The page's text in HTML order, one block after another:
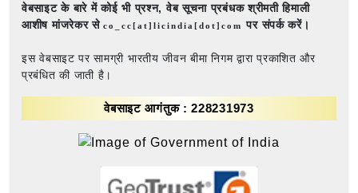
वेबसाइट के बारे में कोई भी प्रश्न, वेब सूचना प्रबंधक श्रीमती हिमाली
आशीष मांजरेकर सेco_cc[at]licindia[dot]comपर संपर्क करें।
इस वेबसाइट पर सामग्री भारतीय जीवन बीमा निगम द्वारा प्रकाशित और
प्रबंधित की जाती है।
वेबसाइट आगंतुक : 228231973